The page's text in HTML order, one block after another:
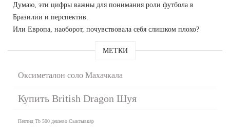
Думаю, эти цифры важны для понимания роли футбола в
Бразилии и перспектив.
Или Европа, наоборот, почувствовала себя слишком плохо?
МЕТКИ
Оксиметалон соло Махачкала
Купить British Dragon Шуя
Пептид Tb 500 дешево Сыктывкар